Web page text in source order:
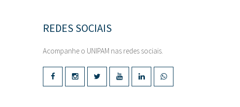
REDES SOCIAIS
Acompanhe o UNIPAM nas redes sociais.